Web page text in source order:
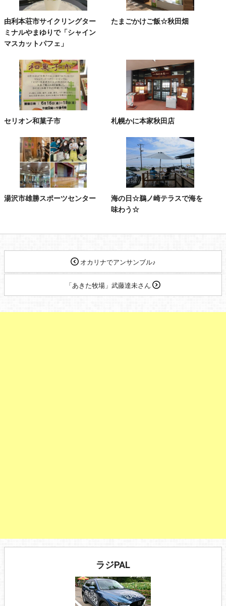
由利本荘市サイクリングター
ミナルやまゆりで「シャイン
マスカットパフェ」
たまごかけご飯☆秋田畑
セリオン和菓子市 札幌かに本家秋田店
湯沢市雄勝スポーツセンター
海の日☆鵜ノ崎テラスで海を
味わう☆
オカリナでアンサンブル♪
「あきた牧場」武藤達未さん
ラジPAL